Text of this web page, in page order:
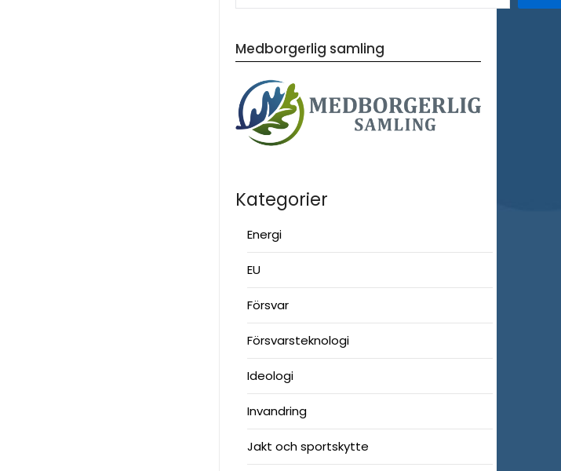
Medborgerlig samling
Kategorier
Energi
EU
Försvar
Försvarsteknologi
Ideologi
Invandring
Jakt och sportskytte